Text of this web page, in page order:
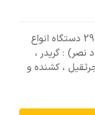
شروع مزایده بیش از 290 دستگاه انواع
نصر) : گریدر ،
جرثقیل ، کشنده و